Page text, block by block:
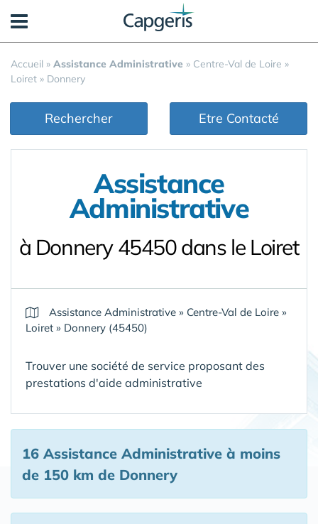
Accueil » Assistance Administrative » Centre-Val de Loire »
Loiret » Donnery
Rechercher Etre Contacté
Assistance
Administrative
à Donnery 45450 dans le Loiret
Assistance Administrative » Centre-Val de Loire »
Loiret » Donnery (45450)
Trouver une société de service proposant des
prestations d'aide administrative
16 Assistance Administrative à moins
de 150 km de Donnery